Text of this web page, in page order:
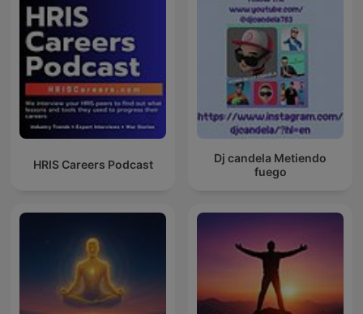
HRIS Careers Podcast
Dj candela Metiendo
fuego